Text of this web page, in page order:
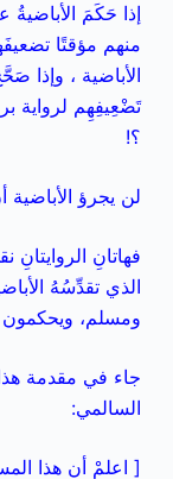
إذا حَكَمَ
منهم مؤقتًا
الأباضية ، وإذا
تَضْعِيفِهِم لرواية
؟!
لن يجرؤ الأباضية
فهاتانِ
الذي تقدِّسُهُ
ومسلم،
جاء في مقدمة
السالمي:
[ اعلمْ أن هذا